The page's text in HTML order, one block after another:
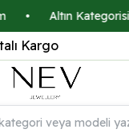
• Altın
Kargo